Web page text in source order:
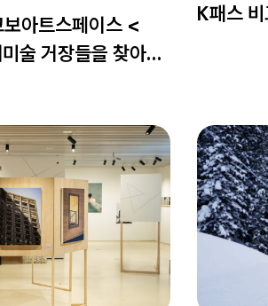
아트스페이스 <
술 거장들을 찾아서
K패스